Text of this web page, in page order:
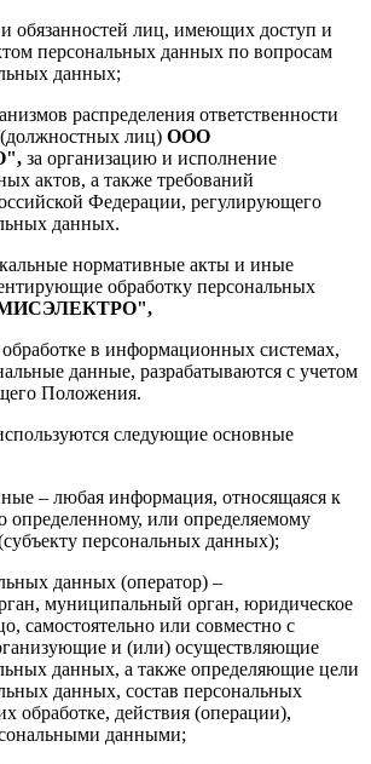
и обязанностей лиц, имеющих доступ и
персональных данных по вопросам
данных;
распределения ответственности
(должностных лиц) ООО
, за организацию и исполнение
актов, а также требований
Федерации, регулирующего
данных.
нормативные акты и иные
обработку персональных
,
в информационных системах,
данные, разрабатываются с учетом
Положения.
следующие основные
– любая информация, относящаяся к
определенному, или определяемому
персональных данных);
данных (оператор) –
муниципальный орган, юридическое
самостоятельно или совместно с
и (или) осуществляющие
данных, а также определяющие цели
данных, состав персональных
обработке, действия (операции),
данными;